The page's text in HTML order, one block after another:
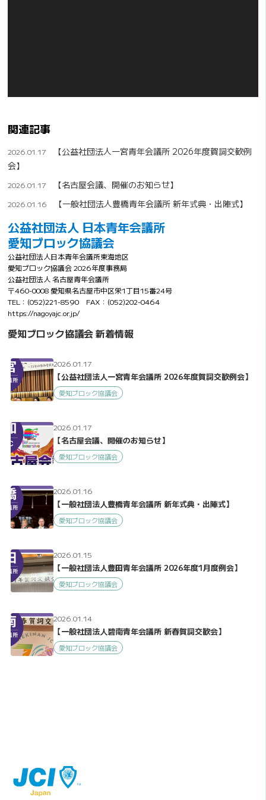
関連記事
2026.01.17
【公益社団法人一宮青年会議所 2026年度賀詞交歓例
会】
2026.01.17 【名古屋会議、開催のお知らせ】
2026.01.16 【一般社団法人豊橋青年会議所 新年式典・出陣式】
公益社団法人 日本青年会議所
愛知ブロック協議会
公益社団法人日本青年会議所東海地区
愛知ブロック協議会 2026年度事務局
公益社団法人 名古屋青年会議所
〒460-0008 愛知県名古屋市中区栄1丁目15番24号
TEL：(052)221-8590 FAX：(052)202-0464
https://nagoyajc.or.jp/
愛知ブロック協議会 新着情報
2026.01.17
【公益社団法人一宮青年会議所 2026年度賀詞交歓例会】
愛知ブロック協議会
2026.01.17
【名古屋会議、開催のお知らせ】
愛知ブロック協議会
2026.01.16
【一般社団法人豊橋青年会議所 新年式典・出陣式】
愛知ブロック協議会
2026.01.15
【一般社団法人豊田青年会議所 2026年度1月度例会】
愛知ブロック協議会
2026.01.14
【一般社団法人碧南青年会議所 新春賀詞交歓会】
愛知ブロック協議会